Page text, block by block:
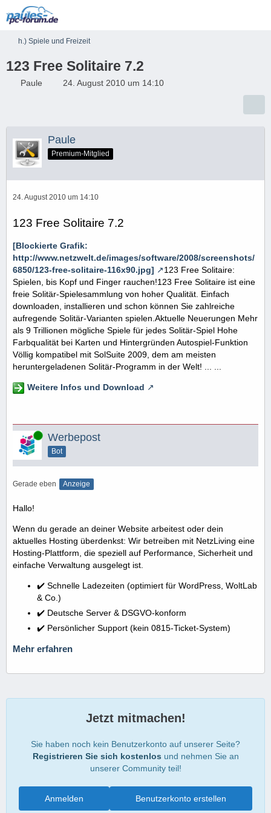
h.) Spiele und Freizeit
123 Free Solitaire 7.2
Paule 24. August 2010 um 14:10
Paule
Premium-Mitglied
24. August 2010 um 14:10
123 Free Solitaire 7.2
[Blockierte Grafik:
http://www.netzwelt.de/images/software/2008/screenshots/
6850/123-free-solitaire-116x90.jpg]
123 Free Solitaire:
Spielen, bis Kopf und Finger rauchen!123 Free Solitaire ist eine
freie Solitär-Spielesammlung von hoher Qualität. Einfach
downloaden, installieren und schon können Sie zahlreiche
aufregende Solitär-Varianten spielen.Aktuelle Neuerungen Mehr
als 9 Trillionen mögliche Spiele für jedes Solitär-Spiel Hohe
Farbqualität bei Karten und Hintergründen Autospiel-Funktion
Völlig kompatibel mit SolSuite 2009, dem am meisten
heruntergeladenen Solitär-Programm in der Welt! ... ...
Weitere Infos und Download
Online Werbepost
Bot
Gerade eben Anzeige
Hallo!
Wenn du gerade an deiner Website arbeitest oder dein
aktuelles Hosting überdenkst: Wir betreiben mit NetzLiving eine
Hosting-Plattform, die speziell auf Performance, Sicherheit und
einfache Verwaltung ausgelegt ist.
✔️ Schnelle Ladezeiten (optimiert für WordPress, WoltLab
& Co.)
✔️ Deutsche Server & DSGVO-konform
✔️ Persönlicher Support (kein 0815-Ticket-System)
Mehr erfahren
Jetzt mitmachen!
Sie haben noch kein Benutzerkonto auf unserer Seite?
Registrieren Sie sich kostenlos und nehmen Sie an
unserer Community teil!
Benutzerkonto erstellen
Anmelden